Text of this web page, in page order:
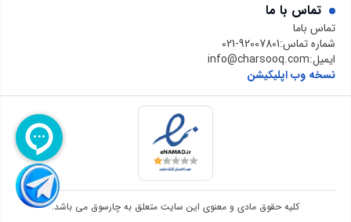
تماس با ما
تماس باما
شماره تماس:021-92007801
ایمیل:info@charsooq.com
نسخه وب اپلیکیشن
کلیه حقوق مادی و معنوی این سایت متعلق به چارسوق می باشد.